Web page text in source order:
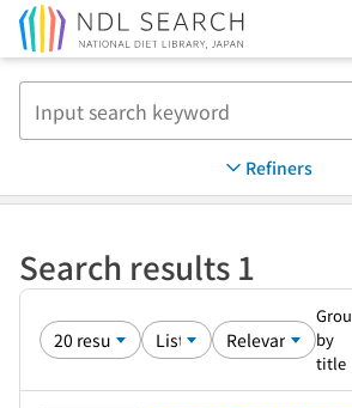
Refiners
Search results 1
by
title